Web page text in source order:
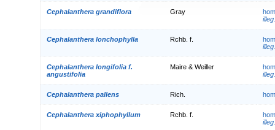
Cephalanthera grandiflora Gray
illeg.
Cephalanthera lonchophylla Rchb. f.
illeg.
Cephalanthera longifolia f.
angustifolia
Maire & Weiller
illeg.
Cephalanthera pallens Rich.
Cephalanthera xiphophyllum Rchb. f.
illeg.